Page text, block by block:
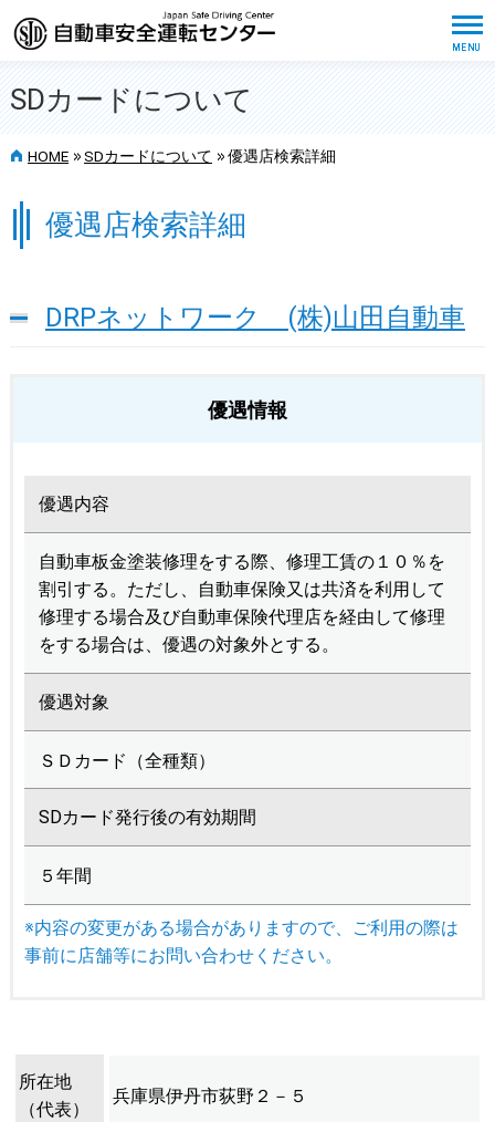
SDカードについて
HOME >> SDカードについて >> 優遇店検索詳細
優遇店検索詳細
DRPネットワーク (株)山田自動車
優遇情報
優遇内容
自動車板金塗装修理をする際、修理工賃の１０％を
割引する。ただし、自動車保険又は共済を利用して
修理する場合及び自動車保険代理店を経由して修理
をする場合は、優遇の対象外とする。
優遇対象
ＳＤカード（全種類）
SDカード発行後の有効期間
５年間
※内容の変更がある場合がありますので、ご利用の際は
事前に店舗等にお問い合わせください。
所在地
（代表）
兵庫県伊丹市荻野２－５